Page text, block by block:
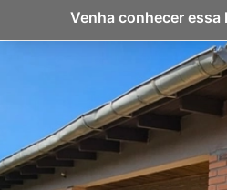
Venha conhecer essa